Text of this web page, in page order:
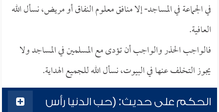
في الجماعة في المساجد- إلا منافق معلوم النفاق أو مريض، نسأل الله
العافية.
فالواجب الحذر والواجب أن تؤدى مع المسلمين في المساجد ولا
يجوز التخلف عنها في البيوت، نسأل الله للجميع الهداية.
الحكم على حديث: (حب الدنيا رأس